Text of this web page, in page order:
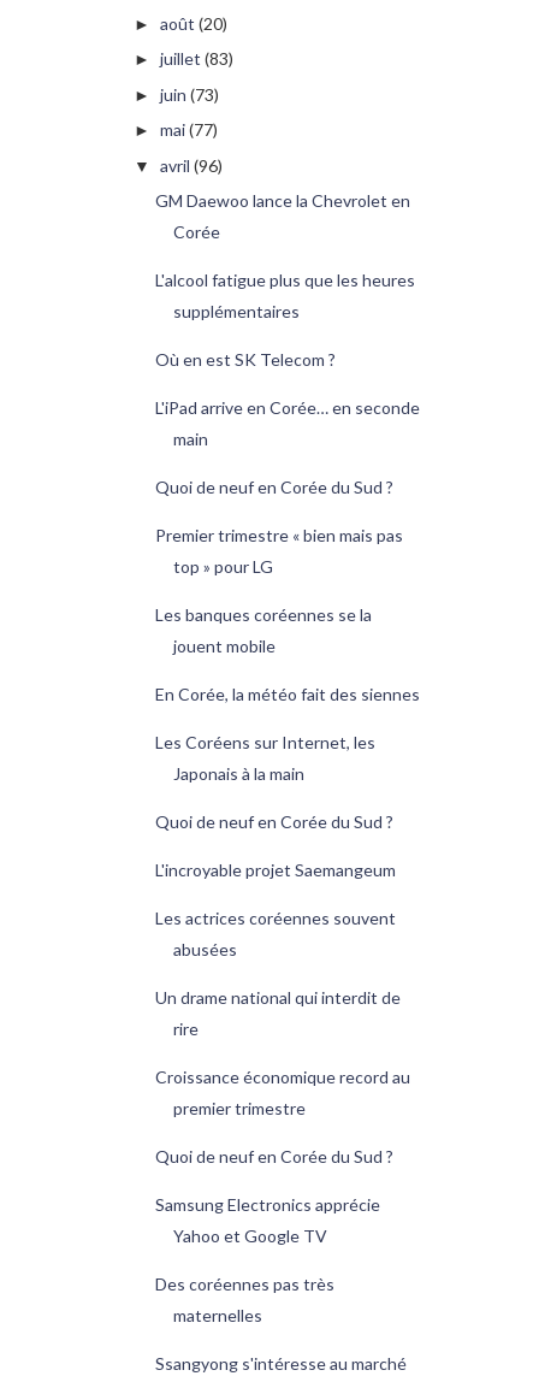
► août (20)
► juillet (83)
► juin (73)
► mai(77)
▼ avril (96)
GM Daewoo lance la Chevrolet en
Corée
L'alcool fatigue plus que les heures
supplémentaires
Où en est SK Telecom ?
L'iPad arrive en Corée… en seconde
main
Quoi de neuf en Corée du Sud ?
Premier trimestre « bien mais pas
top » pour LG
Les banques coréennes se la
jouent mobile
En Corée, la météo fait des siennes
Les Coréens sur Internet, les
Japonais à la main
Quoi de neuf en Corée du Sud ?
L'incroyable projet Saemangeum
Les actrices coréennes souvent
abusées
Un drame national qui interdit de
rire
Croissance économique record au
premier trimestre
Quoi de neuf en Corée du Sud ?
Samsung Electronics apprécie
Yahoo et Google TV
Des coréennes pas très
maternelles
Ssangyong s'intéresse au marché